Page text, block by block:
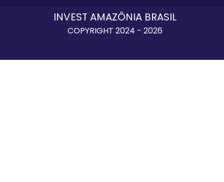
INVEST AMAZÔNIA BRASIL
COPYRIGHT 2024 - 2026